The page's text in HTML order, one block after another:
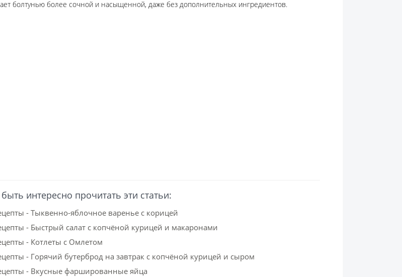
болтунью более сочной и насыщенной, даже без дополнительных ингредиентов.
интересно прочитать эти статьи:
- Тыквенно-яблочное варенье с корицей
- Быстрый салат с копчёной курицей и макаронами
- Котлеты с Омлетом
- Горячий бутерброд на завтрак с копчёной курицей и сыром
- Вкусные фаршированные яйца